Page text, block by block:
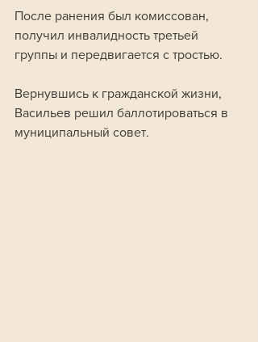
После ранения был комиссован,
получил инвалидность третьей
группы и передвигается с тростью.
Вернувшись к гражданской жизни,
Васильев решил баллотироваться в
муниципальный совет.